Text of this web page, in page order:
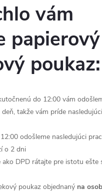
vám
papierový
poukaz:
do 12:00 vám
takže vám príde
odošleme nasledujúci
o 2 dni
ako DPD rátajte pre istotu ešte
poukaz objednaný na